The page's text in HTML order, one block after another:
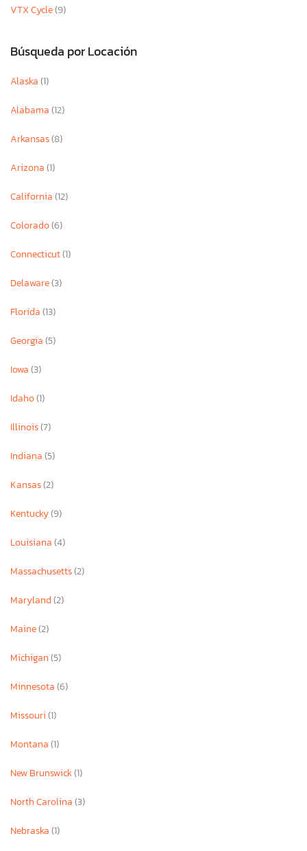
VTX Cycle(9)
Búsqueda por Locación
Alaska(1)
Alabama(12)
Arkansas(8)
Arizona(1)
California(12)
Colorado(6)
Connecticut(1)
Delaware(3)
Florida(13)
Georgia(5)
Iowa(3)
Idaho(1)
Illinois(7)
Indiana(5)
Kansas(2)
Kentucky(9)
Louisiana(4)
Massachusetts(2)
Maryland(2)
Maine(2)
Michigan(5)
Minnesota(6)
Missouri(1)
Montana(1)
New Brunswick(1)
North Carolina(3)
Nebraska(1)